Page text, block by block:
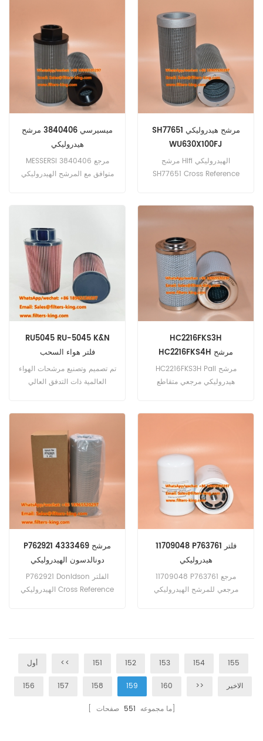
15275922، VOLVO 17438617،
HiFI TT220735، القطر الخارجي
126 مم، القطر الداخلي 92 مم،
الطول 480 ملم تطبيق للمعدات
TEREX TA25 DUMP TRUCK
ARTICULATED,JOHN DEERE
3510 CASE حصادة A8000،
كوماتسو فورست 895 محمل
PONSSE BEAR6W
ميسيرسي 3840406 مرشح
هيدروليكي
MESSERSI 3840406 مرجع
متوافق مع المرشح الهيدروليكي
SH77481 المواصفات: الارتفاع
216 مم، OD 95 مم، ID 45 مم
التوافق مع BOBCAT COLTRAX
DIECI EUROCOMACH GILIBERT
HEIZOHACK IMER ميسي نيو
هولاند
SH77651 مرشح هيدروليكي
WU630X100FJ
مرشح Hifi الهيدروليكي
SH77651 Cross Reference
LW500FN، LW500K الارتفاع:
RU5045 RU-5045 K&N
فلتر هواء السحب
تم تصميم وتصنيع مرشحات الهواء
العالمية ذات التدفق العالي
والسيارات التي يتم التحكم فيها
عن طريق الراديو والمولدات
وعربات الثلوج والجرارات وغيرها
من التطبيقات.
HC2216FKS3H
HC2216FKS4H مرشح
هيدروليكي بال
HC2216FKS3H Pall مرشح
هيدروليكي مرجعي متقاطع
5106608، Schroeder
SBF0160DZ10B
P762921 4333469 مرشح
دونالدسون الهيدروليكي
P762921 Donldson الفلتر
الهيدروليكي Cross Reference
11709048 P763761 فلتر
هيدروليكي
11709048 P763761 مرجع
مرجعي للمرشح الهيدروليكي
أول << 151 152 153 154 155
156 157 158 159 160 >> الاخير
[ ما مجموعه 551 صفحات]